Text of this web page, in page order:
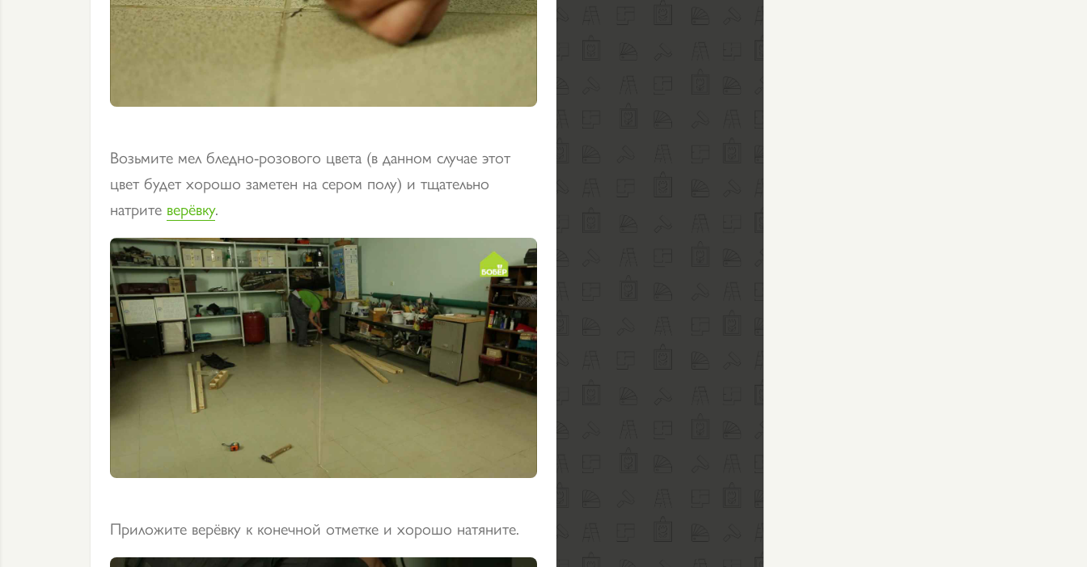
Возьмите мел бледно-розового цвета (в данном случае этот
цвет будет хорошо заметен на сером полу) и тщательно
натрите верёвку.
Приложите верёвку к конечной отметке и хорошо натяните.